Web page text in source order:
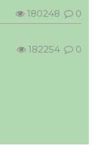
51 0
180248
0
182254 0